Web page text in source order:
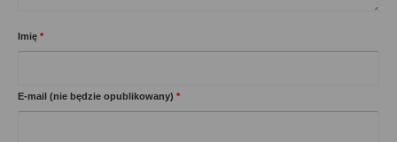
Imię *
E-mail (nie będzie opublikowany) *